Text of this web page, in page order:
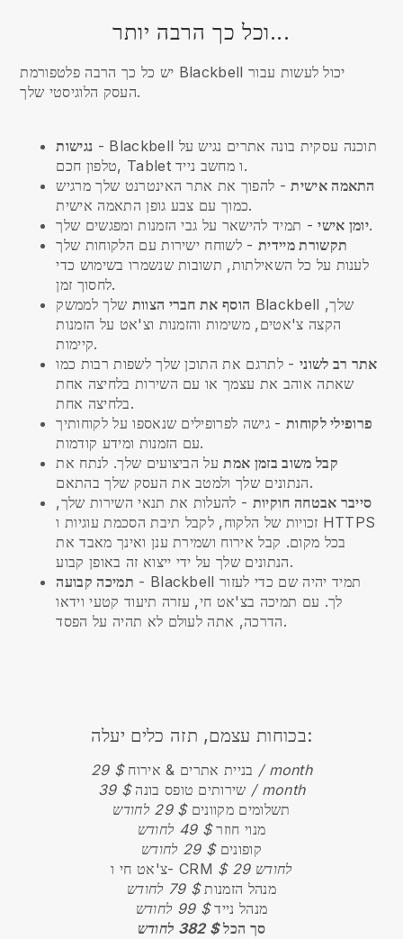
וכל כך הרבה יותר...
יש כל כך הרבה פלטפורמת Blackbell יכול לעשות עבור
העסק הלוגיסטי שלך.
נגישות - Blackbell
טלפון חכם, Tablet ו מחשב נייד.
התאמה אישית- להפוך את אתר האינטרנט שלך מרגיש
כמוך עם צבע גופן התאמה אישית.
יומן אישי- תמיד להישאר על גבי הזמנות ומפגשים שלך.
תקשורת מיידית - לשוחח ישירות עם הלקוחות שלך
לענות על כל השאילתות, תשובות שנשמרו בשימוש כדי
לחסוך זמן.
הוסף את חברי הצוות Blackbell
הקצה צ'אטים, משימות והזמנות וצ'אט על הזמנות
קיימות.
אתר רב לשוני - לתרגם את התוכן שלך לשפות רבות כמו
שאתה אוהב את עצמך או עם השירות בלחיצה אחת
בלחיצה אחת.
פרופילי לקוחות - גישה לפרופילים שנאספו על לקוחותיך
עם הזמנות ומידע קודמות.
קבל משוב בזמן אמתעל הביצועים שלך. לנתח את
הנתונים שלך ולמטב את העסק שלך בהתאם.
סייבר אבטחה חוקיות - להעלות את תנאי השירות שלך,
זכויות של הלקוח, לקבל תיבת הסכמת עוגיות ו HTTPS
בכל מקום. קבל אירוח ושמירת ענן ואינך מאבד את
הנתונים שלך על ידי ייצוא זה באופן קבוע.
תמיכה קבועה - Blackbell תמיד יהיה שם כדי לעזור
לך. עם תמיכה בצ'אט חי, עזרה תיעוד קטעי וידאו
הדרכה, אתה לעולם לא תהיה על הפסד.
בכוחות עצמם, תזה כלים יעלה:
בניית אתרים & אירוח $ 29 / month
שירותים טופס בונה $ 39 / month
תשלומים מקוונים$ 29 לחודש
מנוי חוזר$ 49 לחודש
קופונים$ 29 לחודש
צ'אט חי ו- CRM
$ 29 לחודש
מנהל הזמנות$ 79 לחודש
מנהל נייד$ 99 לחודש
סך הכל $ 382 לחודש